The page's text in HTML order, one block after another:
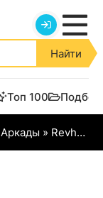
Найти
Топ 100
Аркады » Revhead (2017)